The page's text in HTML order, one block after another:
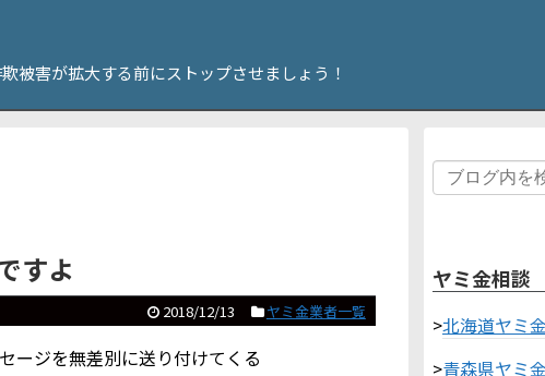
被害が拡大する前にストップさせましょう！
すよ
2018/12/13 ヤミ金業者一覧
ージを無差別に送り付けてくる
ヤミ金相談
>北海道ヤミ
>青森県ヤミ